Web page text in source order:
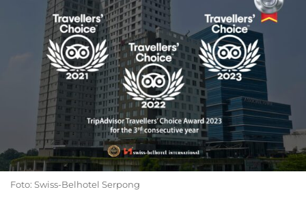
Foto: Swiss-Belhotel Serpong